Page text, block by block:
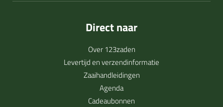
Direct naar
Over 123zaden
Levertijd en verzendinformatie
Zaaihandleidingen
Agenda
Cadeaubonnen